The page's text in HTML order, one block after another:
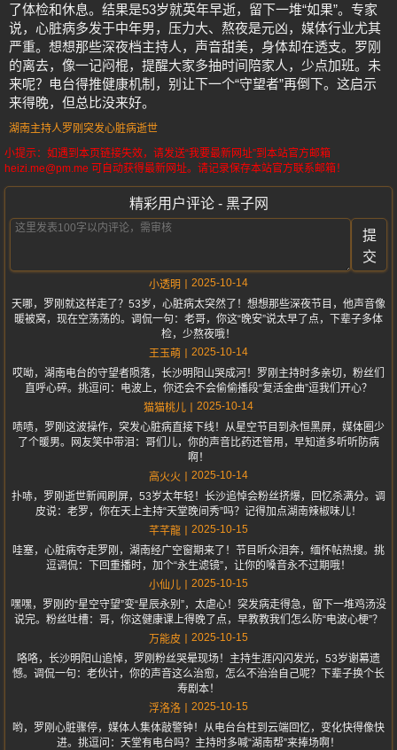
了体检和休息。结果是53岁就英年早逝，留下一堆“如果”。专家
说，心脏病多发于中年男，压力大、熬夜是元凶，媒体行业尤其
严重。想想那些深夜档主持人，声音甜美，身体却在透支。罗刚
的离去，像一记闷棍，提醒大家多抽时间陪家人，少点加班。未
来呢？电台得推健康机制，别让下一个“守望者”再倒下。这启示
来得晚，但总比没来好。
湖南主持人罗刚突发心脏病逝世
小提示：如遇到本页链接失效，请发送“我要最新网址”到本站官方邮箱
heizi.me@pm.me 可自动获得最新网址。请记录保存本站官方联系邮箱！
精彩用户评论 - 黑子网
提
交
小透明
2025-10-14
天哪，罗刚就这样走了？53岁，心脏病太突然了！想想那些深夜节目，他声音像
暖被窝，现在空荡荡的。调侃一句：老哥，你这“晚安”说太早了点，下辈子多体
检，少熬夜哦！
王玉萌
2025-10-14
哎呦，湖南电台的守望者陨落，长沙明阳山哭成河！罗刚主持时多亲切，粉丝们
直呼心碎。挑逗问：电波上，你还会不会偷偷播段“复活金曲”逗我们开心？
猫猫桃儿
2025-10-14
啧啧，罗刚这波操作，突发心脏病直接下线！从星空节目到永恒黑屏，媒体圈少
了个暖男。网友笑中带泪：哥们儿，你的声音比药还管用，早知道多听听防病
啊！
高火火
2025-10-14
扑哧，罗刚逝世新闻刷屏，53岁太年轻！长沙追悼会粉丝挤爆，回忆杀满分。调
皮说：老罗，你在天上主持“天堂晚间秀”吗？记得加点湖南辣椒味儿！
芊芊龍
2025-10-15
哇塞，心脏病夺走罗刚，湖南经广空窗期来了！节目听众泪奔，缅怀帖热搜。挑
逗调侃：下回重播时，加个“永生滤镜”，让你的嗓音永不过期哦！
小仙儿
2025-10-15
嘿嘿，罗刚的“星空守望”变“星辰永别”，太虐心！突发病走得急，留下一堆鸡汤没
说完。粉丝吐槽：哥，你这健康课上得晚了点，早教教我们怎么防“电波心梗”？
万能皮
2025-10-15
咯咯，长沙明阳山追悼，罗刚粉丝哭晕现场！主持生涯闪闪发光，53岁谢幕遗
憾。调侃一句：老伙计，你的声音这么治愈，怎么不治治自己呢？下辈子换个长
寿剧本！
浮洛洛
2025-10-15
哟，罗刚心脏骤停，媒体人集体敲警钟！从电台台柱到云端回忆，变化快得像快
进。挑逗问：天堂有电台吗？主持时多喊“湖南帮”来捧场啊！